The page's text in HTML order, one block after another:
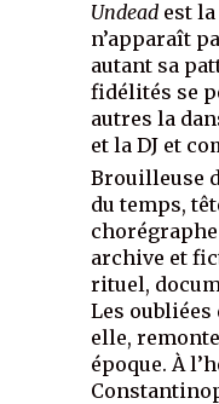
Undead est
n’apparaît
autant sa
fidélités se
autres la
et la DJ et
Brouilleuse
du temps,
archive et
rituel,
Les oubliées
elle,
époque. À